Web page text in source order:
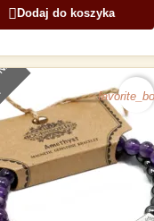
Dodaj do koszyka